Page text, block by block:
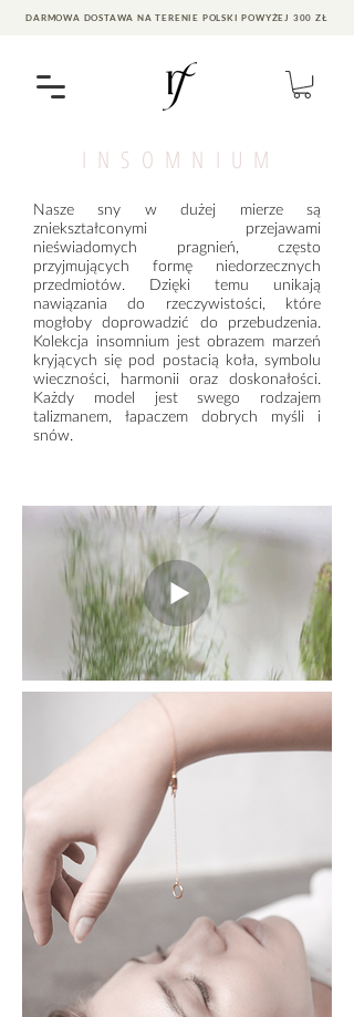
DARMOWA DOSTAWA NA TERENIE POLSKI POWYŻEJ 300 ZŁ
I N S O M N I U M
Nasze sny w dużej mierze są
zniekształconymi przejawami
nieświadomych pragnień, często
przyjmujących formę niedorzecznych
przedmiotów. Dzięki temu unikają
nawiązania do rzeczywistości, które
mogłoby doprowadzić do przebudzenia.
Kolekcja insomnium jest obrazem marzeń
kryjących się pod postacią koła, symbolu
wieczności, harmonii oraz doskonałości.
Każdy model jest swego rodzajem
talizmanem, łapaczem dobrych myśli i
snów.